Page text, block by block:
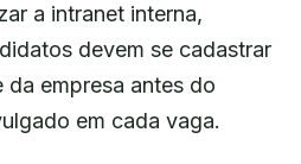
a intranet interna,
devem se cadastrar
empresa antes do
em cada vaga.